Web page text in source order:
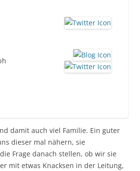
damit auch viel Familie. Ein guter
dieser mal nähern, sie
Frage danach stellen, ob wir sie
mit etwas Knacksen in der Leitung,